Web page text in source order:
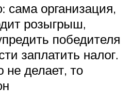
сама организация,
розыгрыш,
победителя
заплатить налог.
не делает, то